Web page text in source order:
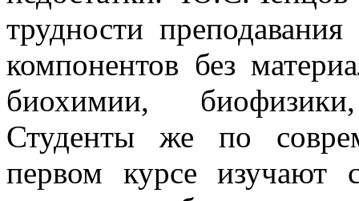
трудности
компонентов без
биохимии,
Студенты же по
первом курсе изучают